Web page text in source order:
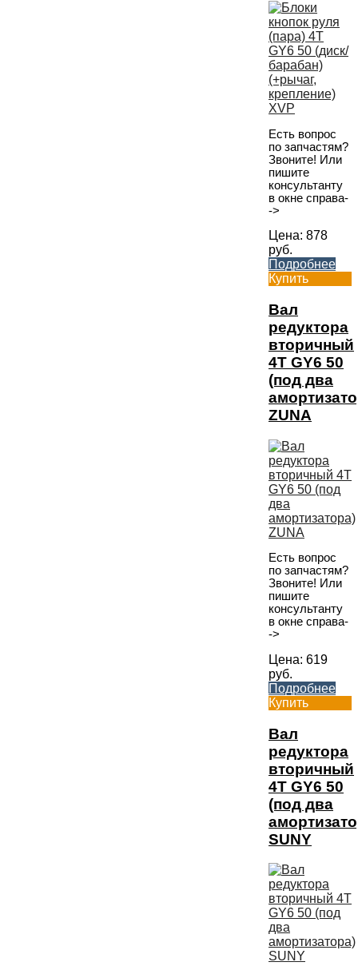
Есть вопрос
по запчастям?
Звоните! Или
пишите
консультанту
в окне справа-
->
Цена: 878
руб.
Подробнее
Купить
Вал
редуктора
вторичный
4T GY6 50
(под два
ZUNA
Есть вопрос
по запчастям?
Звоните! Или
пишите
консультанту
в окне справа-
->
Цена: 619
руб.
Подробнее
Купить
Вал
редуктора
вторичный
4T GY6 50
(под два
SUNY